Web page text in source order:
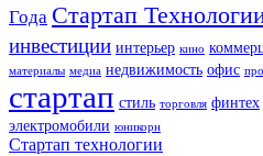
Года Стартап
инвестиции интерьер кино
материалы медиа недвижимость офис
стартап стиль торговля финтех
электромобили юникорн
Стартап технологии